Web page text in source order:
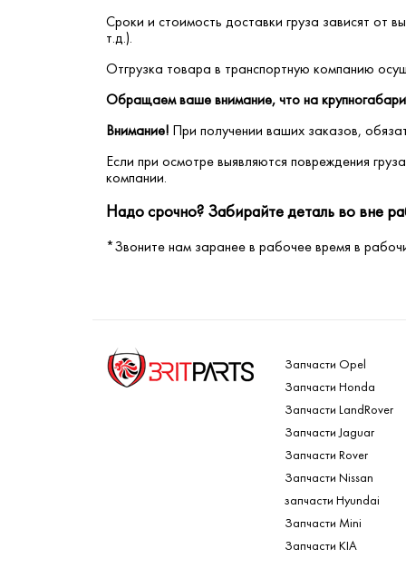
Сроки и стоимость доставки груза зависят от
т.д.).
Отгрузка товара в транспортную компанию
Обращаем ваше внимание, что на
Внимание! При получении ваших заказов,
Если при осмотре выявляются повреждения
компании.
Надо срочно? Забирайте деталь во вне
*Звоните нам заранее в рабочее время в
Запчасти Opel
Запчасти Honda
Запчасти LandRover
Запчасти Jaguar
Запчасти Rover
Запчасти Nissan
запчасти Hyundai
Запчасти Mini
Запчасти KIA